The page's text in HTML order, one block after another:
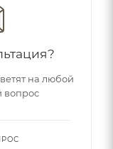
на любой
вопрос